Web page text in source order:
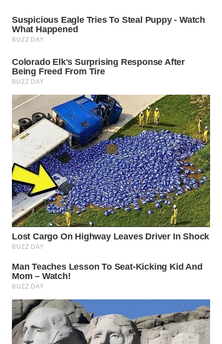
LANGKAT
WN
SELATAN
TANJUNG
LESUNG
WN
KARO
WN
SIMALUNGUN
WN
LABUHANBATU
WN
TENGAH
SERDANG
WN
TEBING